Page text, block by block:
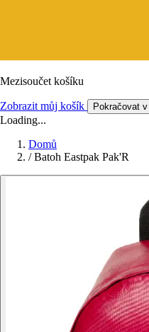
Mezisoučet košíku
Zobrazit můj košík Pokračovat
Loading...
Domů
/ Batoh Eastpak Pak'R